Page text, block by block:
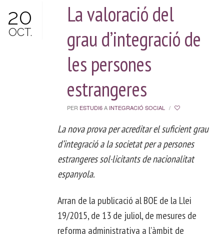
20
OCT.
La valoració del
grau d’integració de
les persones
estrangeres
PER ESTUDI6A INTEGRACIÓ SOCIAL /
La nova prova per acreditar el suficient grau
d’integració a la societat per a persones
estrangeres sol·licitants de nacionalitat
espanyola.
Arran de la publicació al BOE de la Llei
19/2015, de 13 de juliol, de mesures de
reforma administrativa a l’àmbit de